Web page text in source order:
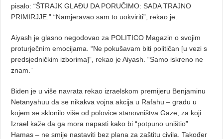
pisalo: “ŠTRAJK GLAĐU DA PORUČIMO: SADA TRAJNO
PRIMIRJJE.” “Namjeravao sam to uokviriti”, rekao je.
Aiyash je glasno negodovao za POLITICO Magazin o svojim
proturječnim emocijama. “Ne pokušavam biti političan [u vezi s
predsjedničkim izborima]”, rekao je Aiyash. “Samo iskreno ne
znam.”
Biden je u više navrata rekao izraelskom premijeru Benjaminu
Netanyahuu da se nikakva vojna akcija u Rafahu – gradu u
kojem se sklonilo više od polovice stanovništva Gaze, za koji
Izrael kaže da ga mora napasti kako bi “potpuno uništio”
Hamas – ne smije nastaviti bez plana za zaštitu civila. Također